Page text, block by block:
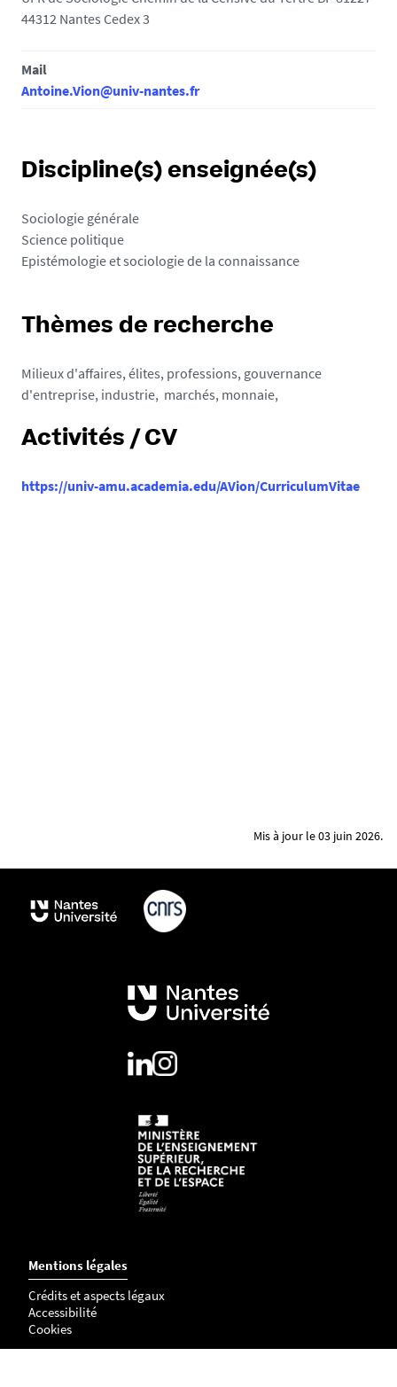
44312 Nantes Cedex 3
Mail
Antoine.Vion@univ-nantes.fr
Discipline(s) enseignée(s)
Sociologie générale
Science politique
Epistémologie et sociologie de la connaissance
Thèmes de recherche
Milieux d'affaires, élites, professions, gouvernance
d'entreprise, industrie, marchés, monnaie,
Activités / CV
https://univ-amu.academia.edu/AVion/CurriculumVitae
Mis à jour le 03 juin 2026.
Mentions légales
Crédits et aspects légaux
Accessibilité
Cookies